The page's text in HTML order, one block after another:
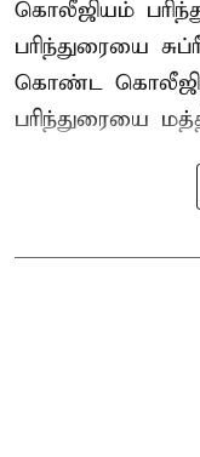
கொலீஜியம்
பரிந்துரையை
கொண்ட
பரிந்துரையை